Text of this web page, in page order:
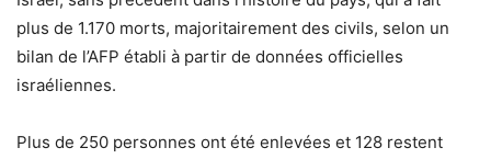
plus de 1.170 morts, majoritairement des civils, selon un
bilan de l’AFP établi à partir de données officielles
israéliennes.
Plus de 250 personnes ont été enlevées et 128 restent